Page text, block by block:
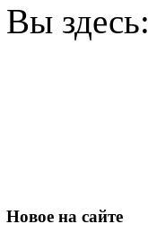
Вы здесь:
Новое на сайте